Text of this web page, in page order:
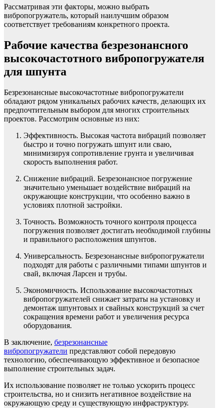
Рассматривая эти факторы, можно выбрать
вибропогружатель, который наилучшим образом
соответствует требованиям конкретного проекта.
Рабочие качества безрезонансного
высокочастотного вибропогружателя
для шпунта
Безрезонансные высокочастотные вибропогружатели
обладают рядом уникальных рабочих качеств, делающих их
предпочтительным выбором для многих строительных
проектов. Рассмотрим основные из них:
Эффективность. Высокая частота вибраций позволяет
быстро и точно погружать шпунт или сваю,
минимизируя сопротивление грунта и увеличивая
скорость выполнения работ.
Снижение вибраций. Безрезонансное погружение
значительно уменьшает воздействие вибраций на
окружающие конструкции, что особенно важно в
условиях плотной застройки.
Точность. Возможность точного контроля процесса
погружения позволяет достигать необходимой глубины
и правильного расположения шпунтов.
Универсальность. Безрезонансные вибропогружатели
подходят для работы с различными типами шпунтов и
свай, включая Ларсен и трубы.
Экономичность. Использование высокочастотных
вибропогружателей снижает затраты на установку и
демонтаж шпунтовых и свайных конструкций за счет
сокращения времени работ и увеличения ресурса
оборудования.
В заключение, безрезонансные
вибропогружатели представляют собой передовую
технологию, обеспечивающую эффективное и безопасное
выполнение строительных задач.
Их использование позволяет не только ускорить процесс
строительства, но и снизить негативное воздействие на
окружающую среду и существующую инфраструктуру.